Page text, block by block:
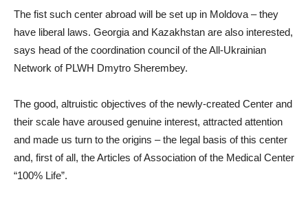
The fist such center abroad will be set up in Moldova – they
have liberal laws. Georgia and Kazakhstan are also interested,
says head of the coordination council of the All-Ukrainian
Network of PLWH Dmytro Sherembey.
The good, altruistic objectives of the newly-created Center and
their scale have aroused genuine interest, attracted attention
and made us turn to the origins – the legal basis of this center
and, first of all, the Articles of Association of the Medical Center
“100% Life”.